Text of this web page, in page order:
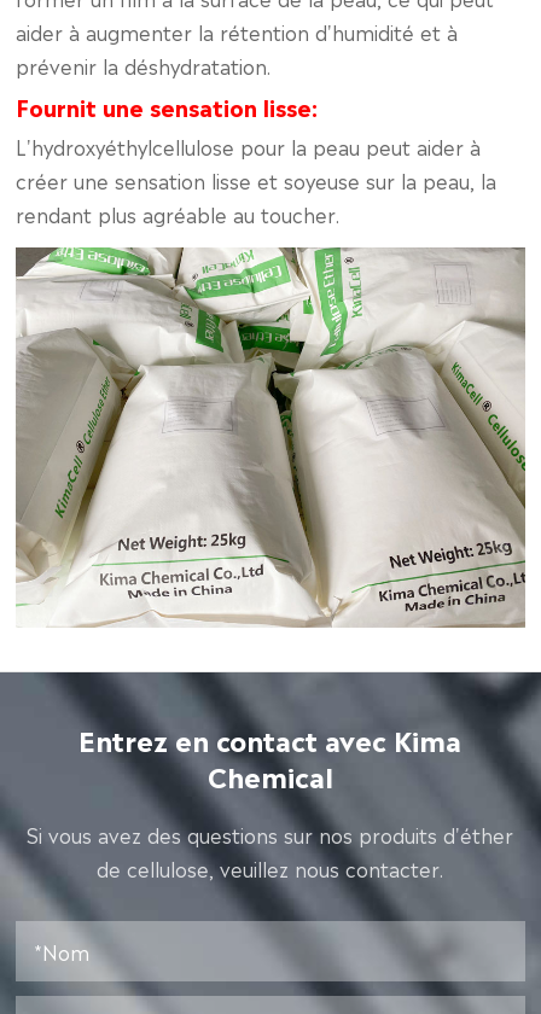
aider à augmenter la rétention d'humidité et à
prévenir la déshydratation.
Fournit une sensation lisse:
L'hydroxyéthylcellulose pour la peau peut aider à
créer une sensation lisse et soyeuse sur la peau, la
rendant plus agréable au toucher.
Entrez en contact avec Kima
Chemical
Si vous avez des questions sur nos produits d'éther
de cellulose, veuillez nous contacter.